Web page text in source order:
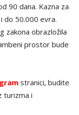
90 dana. Kazna za
do 50.000 evra.
zakona obrazložila
prostor bude
stranici, budite
turizma i